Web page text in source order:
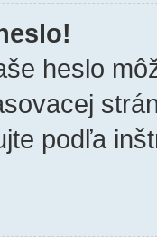
heslo
podľa